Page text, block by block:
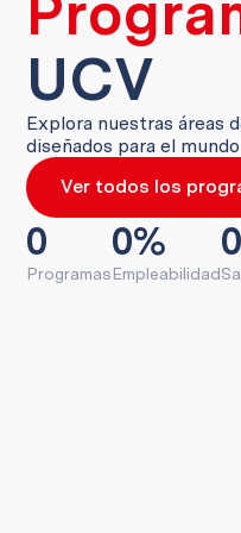
UCV
Explora nuestras áreas
diseñados para el
Ver todos los
0
Programas
0%
Empleabilidad
0